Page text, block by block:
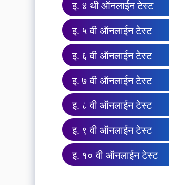
इ. ४ थी ऑनलाईन टेस्ट
इ. ५ वी ऑनलाईन टेस्ट
इ. ६ वी ऑनलाईन टेस्ट
इ. ७ वी ऑनलाईन टेस्ट
इ. ८ वी ऑनलाईन टेस्ट
इ. ९ वी ऑनलाईन टेस्ट
इ. १० वी ऑनलाईन टेस्ट